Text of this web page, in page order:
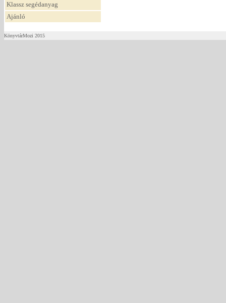
Klassz segédanyag
Ajánló
KönyvtárMozi 2015